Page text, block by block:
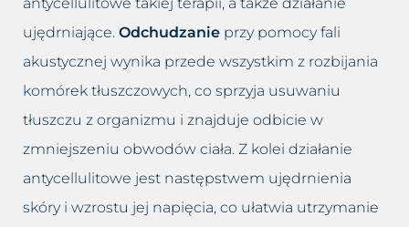
ujędrniające. Odchudzanie przy pomocy fali
akustycznej wynika przede wszystkim z rozbijania
komórek tłuszczowych, co sprzyja usuwaniu
tłuszczu z organizmu i znajduje odbicie w
zmniejszeniu obwodów ciała. Z kolei działanie
antycellulitowe jest następstwem ujędrnienia
skóry i wzrostu jej napięcia, co ułatwia utrzymanie